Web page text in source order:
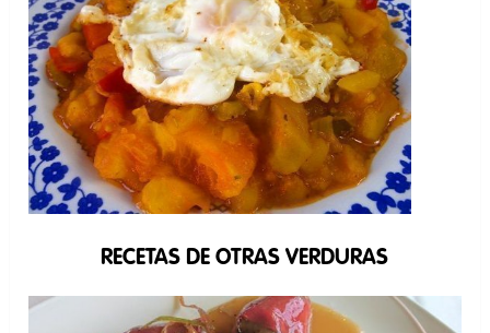
RECETAS DE OTRAS VERDURAS